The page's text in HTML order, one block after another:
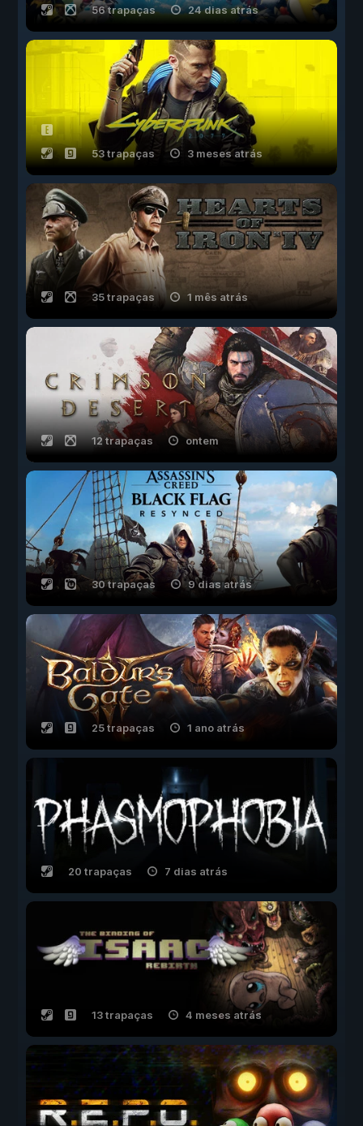
56 trapaças 24 dias atrás
53 trapaças 3 meses atrás
35 trapaças 1 mês atrás
12 trapaças ontem
30 trapaças 9 dias atrás
25 trapaças 1 ano atrás
20 trapaças 7 dias atrás
13 trapaças 4 meses atrás